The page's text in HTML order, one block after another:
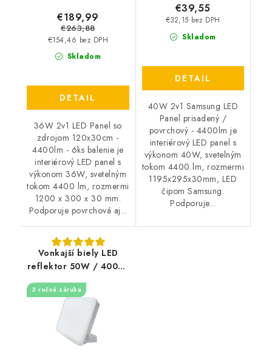
Skladom
€154,46 bez DPH
€189,99
€263,88
DETAIL
36W 2v1 LED Panel so
zdrojom 120x30cm -
4400lm - 6ks balenie je
interiérový LED panel s
výkonom 36W, svetelným
tokom 4400 lm, rozmermi
1200 x 300 x 30 mm.
Podporuje povrchová aj...
Skladom
€32,15 bez DPH
€39,55
DETAIL
40W 2v1 Samsung LED
Panel prisadený /
povrchový - 4400lm je
interiérový LED panel s
výkonom 40W, svetelným
tokom 4400 lm, rozmermi
1195x295x30mm, LED
čipom Samsung.
Podporuje...
Vonkajší biely LED
reflektor 50W / 4000K
3 ročná záruka